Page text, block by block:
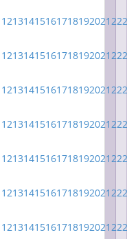
1213141516171819202122
1213141516171819202122
1213141516171819202122
1213141516171819202122
1213141516171819202122
1213141516171819202122
1213141516171819202122